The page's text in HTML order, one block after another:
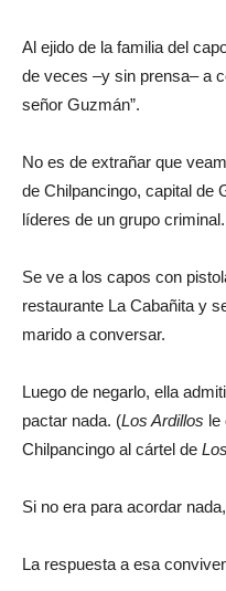
Al ejido de la familia del
de veces –y sin prensa– a
señor Guzmán”.
No es de extrañar que
de Chilpancingo, capital de
líderes de un grupo criminal.
Se ve a los capos con
restaurante La Cabañita y
marido a conversar.
Luego de negarlo, ella
pactar nada. (Los Ardillos le
Chilpancingo al cártel de
Si no era para acordar
La respuesta a esa